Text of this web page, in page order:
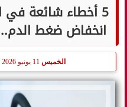
5 أخطاء شائعة
انخفاض ضغط الدم..
الخميس